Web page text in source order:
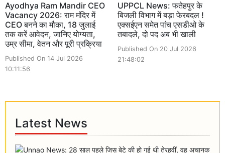
Ayodhya Ram Mandir CEO
Vacancy 2026: राम मंदिर में
CEO बनने का मौका, 18 जुलाई
तक करें आवेदन, जानिए योग्यता,
उम्र सीमा, वेतन और पूरी प्रक्रिया
Published On 14 Jul 2026
10:11:56
UPPCL News: फतेहपुर के
बिजली विभाग में बड़ा फेरबदल !
एक्सईएन समेत पांच एसडीओ के
तबादले, दो पद अब भी खाली
Published On 20 Jul 2026
21:48:02
Latest News